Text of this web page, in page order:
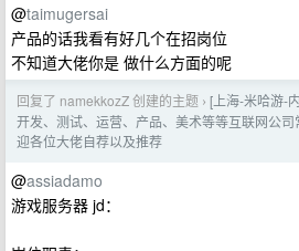
@taimugersai
产品的话我看有好几个在招岗位
不知道大佬你是 做什么方面的呢
回复了 namekkozZ 创建的主题 › [上海-米哈游-
开发、测试、运营、产品、美术等等互联网公
迎各位大佬自荐以及推荐
@assiadamo
游戏服务器 jd：